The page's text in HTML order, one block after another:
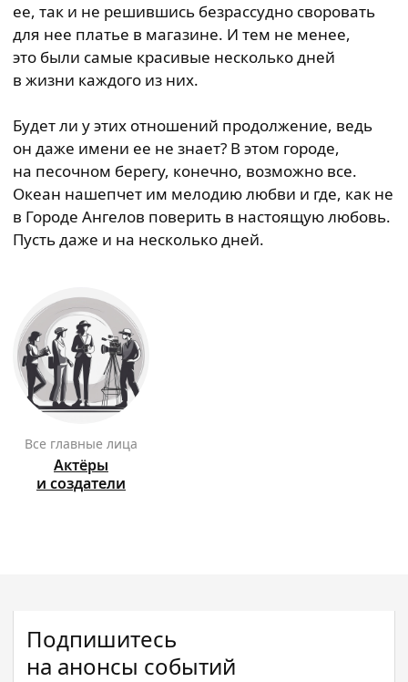
ее, так и не решившись безрассудно своровать
для нее платье в магазине. И тем не менее,
это были самые красивые несколько дней
в жизни каждого из них.
Будет ли у этих отношений продолжение, ведь
он даже имени ее не знает? В этом городе,
на песочном берегу, конечно, возможно все.
Океан нашепчет им мелодию любви и где, как не
в Городе Ангелов поверить в настоящую любовь.
Пусть даже и на несколько дней.
Все главные лица
Актёры
и создатели
Подпишитесь
на анонсы событий